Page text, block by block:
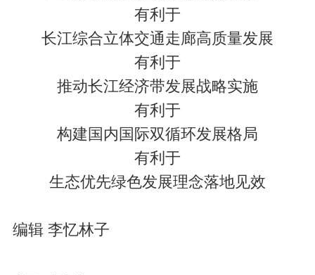
有利于
长江综合立体交通走廊高质量发展
有利于
推动长江经济带发展战略实施
有利于
构建国内国际双循环发展格局
有利于
生态优先绿色发展理念落地见效
编辑 李忆林子